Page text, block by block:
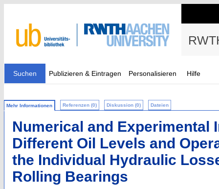
Suchen Publizieren & Eintragen Personalisieren Hilfe
Mehr Informationen Referenzen (0) Diskussion (0) Dateien
Numerical and Experimental
Different Oil Levels and
the Individual Hydraulic
Rolling Bearings